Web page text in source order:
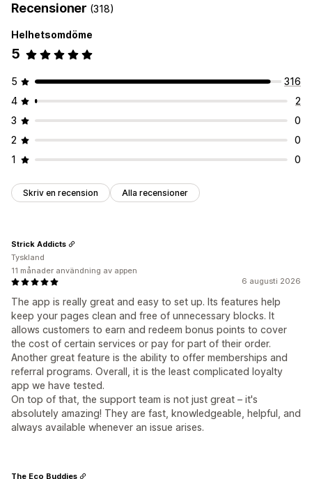
Recensioner (318)
Helhetsomdöme
5
5
316
4
2
3
0
2
0
1
0
Skriv en recension Alla recensioner
6 augusti 2026
The app is really great and easy to set up. Its features help
keep your pages clean and free of unnecessary blocks. It
allows customers to earn and redeem bonus points to cover
the cost of certain services or pay for part of their order.
Another great feature is the ability to offer memberships and
referral programs. Overall, it is the least complicated loyalty
app we have tested.
On top of that, the support team is not just great – it's
absolutely amazing! They are fast, knowledgeable, helpful, and
always available whenever an issue arises.
Strick Addicts
Tyskland
11 månader användning av appen
The Eco Buddies